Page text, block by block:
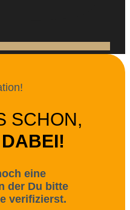
SCHON,
eine
der Du bitte
verifizierst.